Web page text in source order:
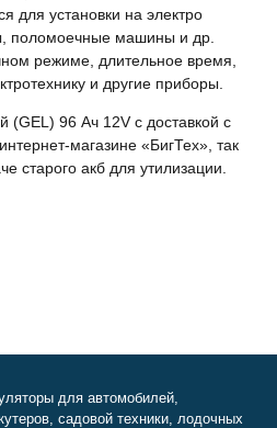
для установки на электро
поломоечные машины и др.
режиме, длительное время,
и другие приборы.
(GEL) 96 Ач 12V с доставкой с
магазине «БигТех», так
старого акб для утилизации.
для автомобилей,
садовой техники, лодочных